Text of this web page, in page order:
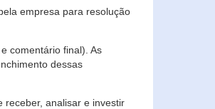
empresa para resolução
comentário final). As
dessas
receber, analisar e investir